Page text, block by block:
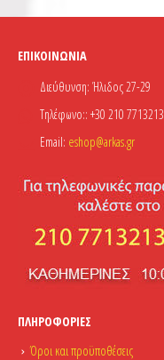
ΕΠΙΚΟΙΝΩΝΊΑ
Διεύθυνση: Ήλιδος 27-29
Τηλέφωνο:: +30 210 7713213
Email: eshop@arkas.gr
ΠΛΗΡΟΦΟΡΊΕΣ
Όροι και προϋποθέσεις